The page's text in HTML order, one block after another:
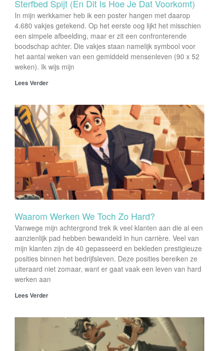
Sterfbed Spijt (en Dit Is Hoe Je Dat Voorkomt)
In mijn werkkamer heb ik een poster hangen met daarop
4.680 vakjes getekend. Op het eerste oog lijkt het misschien
een simpele afbeelding, maar er zit een confronterende
boodschap achter. Die vakjes staan namelijk symbool voor
het aantal weken van een gemiddeld mensenleven (90 x 52
weken). Ik wijs mijn
Lees Verder
Waarom Werken We Toch Zo Hard?
Vanwege mijn achtergrond trek ik veel klanten aan die al een
aanzienlijk pad hebben bewandeld in hun carrière. Veel van
mijn klanten zijn de 40 gepasseerd en bekleden prestigieuze
posities binnen het bedrijfsleven. Deze posities bereiken ze
uiteraard niet zomaar, want er gaat vaak een leven van hard
werken aan
Lees Verder